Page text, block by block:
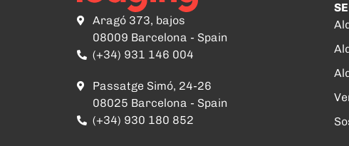
Aragó 373, bajos
08009 Barcelona - Spain
(+34) 931 146 004
Passatge Simó, 24-26
08025 Barcelona - Spain
(+34) 930 180 852